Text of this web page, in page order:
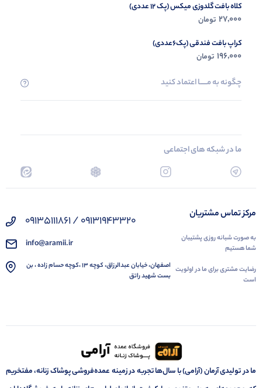
کلاه بافت گلدوزی میکس (پک 12 عددی)
27,000 تومان
کراپ بافت فندقی (پک6عددی)
196,000 تومان
چگونه به مــــــا اعتماد کنید
ما در شبکه های اجتماعی
مرکز تماس مشتریان
به صورت شبانه روزی پشتیبان
شما هستیم
رضایت مشتری برای ما در اولویت
است
09131943320 / 09135111861
info@aramii.ir
اصفهان، خیابان عبدالرزاق، کوچه 13 ،کوچه حسام زاده ، بن
بست شهید راتق
ما در تولیدی آرمان (آرامی) با سال‌ها تجربه در زمینه عمده‌فروشی پوشاک زنانه، مفتخریم